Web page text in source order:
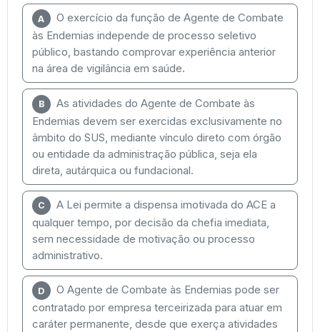
A
O exercício da função de Agente de Combate
às Endemias independe de processo seletivo
público, bastando comprovar experiência anterior
na área de vigilância em saúde.
B
As atividades do Agente de Combate às
Endemias devem ser exercidas exclusivamente no
âmbito do SUS, mediante vínculo direto com órgão
ou entidade da administração pública, seja ela
direta, autárquica ou fundacional.
C
A Lei permite a dispensa imotivada do ACE a
qualquer tempo, por decisão da chefia imediata,
sem necessidade de motivação ou processo
administrativo.
D
O Agente de Combate às Endemias pode ser
contratado por empresa terceirizada para atuar em
caráter permanente, desde que exerça atividades